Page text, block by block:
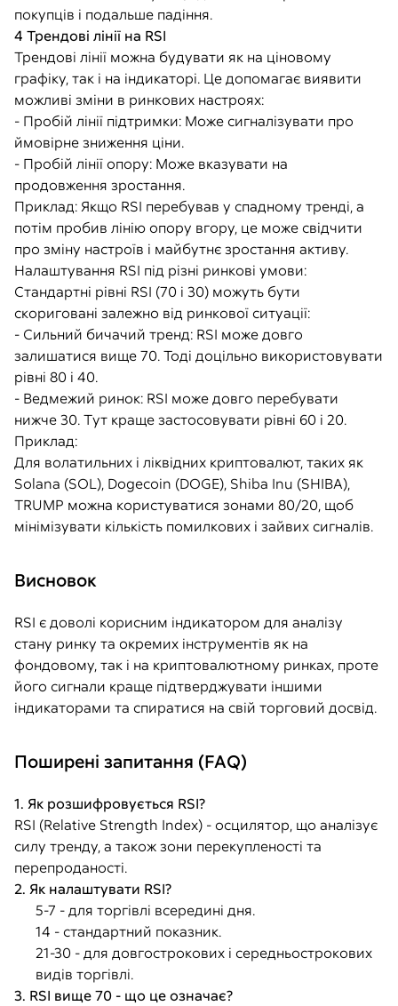
покупців і подальше падіння.
4 Трендові лінії на RSI
Трендові лінії можна будувати як на ціновому
графіку, так і на індикаторі. Це допомагає виявити
можливі зміни в ринкових настроях:
- Пробій лінії підтримки: Може сигналізувати про
ймовірне зниження ціни.
- Пробій лінії опору: Може вказувати на
продовження зростання.
Приклад: Якщо RSI перебував у спадному тренді, а
потім пробив лінію опору вгору, це може свідчити
про зміну настроїв і майбутнє зростання активу.
Налаштування RSI під різні ринкові умови:
Стандартні рівні RSI (70 і 30) можуть бути
скориговані залежно від ринкової ситуації:
- Сильний бичачий тренд: RSI може довго
залишатися вище 70. Тоді доцільно використовувати
рівні 80 і 40.
- Ведмежий ринок: RSI може довго перебувати
нижче 30. Тут краще застосовувати рівні 60 і 20.
Приклад:
Для волатильних і ліквідних криптовалют, таких як
Solana (SOL), Dogecoin (DOGE), Shiba Inu (SHIBA),
TRUMP можна користуватися зонами 80/20, щоб
мінімізувати кількість помилкових і зайвих сигналів.
Висновок
RSI є доволі корисним індикатором для аналізу
стану ринку та окремих інструментів як на
фондовому, так і на криптовалютному ринках, проте
його сигнали краще підтверджувати іншими
індикаторами та спиратися на свій торговий досвід.
Поширені запитання (FAQ)
1. Як розшифровується RSI?
RSI (Relative Strength Index) - осцилятор, що аналізує
силу тренду, а також зони перекупленості та
перепроданості.
2. Як налаштувати RSI?
5-7 - для торгівлі всередині дня.
14 - стандартний показник.
21-30 - для довгострокових і середньострокових
видів торгівлі.
3. RSI вище 70 - що це означає?